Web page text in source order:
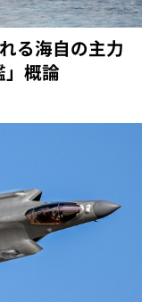
る海自の主力
概論